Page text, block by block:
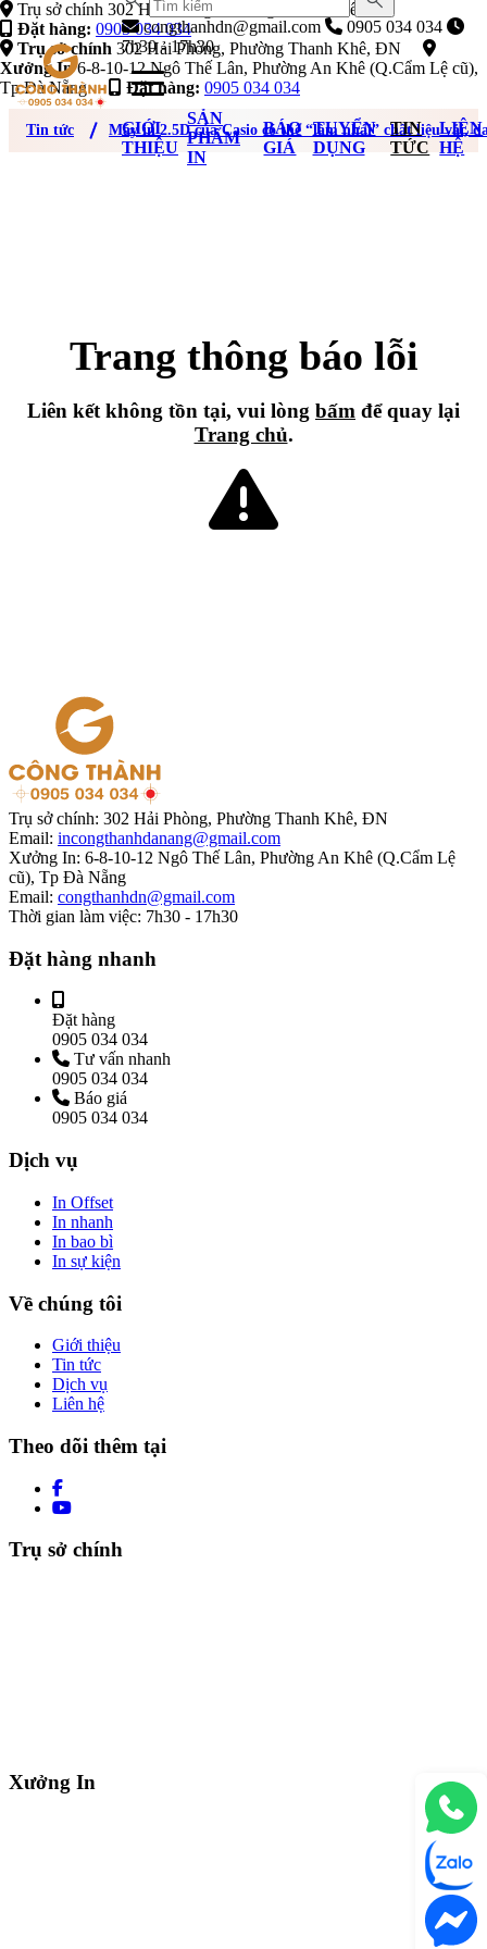
Trụ sở chính 302 Hải Phòng, Phường Thanh Khê, ĐN
Đặt hàng: 0905 034 034
Trụ sở chính 302 Hải Phòng, Phường Thanh Khê, ĐN
Xưởng In6-8-10-12 Ngô Thế Lân, Phường An Khê (Q.Cẩm Lệ cũ),
Tp Đà Nẵng
Đặt hàng: 0905 034 034
congthanhdn@gmail.com
0905 034 034
7h30 - 17h30
GIỚI
THIỆU
SẢN
PHẨM
IN
BÁO
GIÁ
TUYỂN
DỤNG
TIN
TỨC
LIÊN
HỆ
Tin tức Máy in 2.5D của Casio có thể “làm nhái” chất liệu vải,
Trang thông báo lỗi
Liên kết không tồn tại, vui lòng bấm để quay lại
Trang chủ.
Trụ sở chính: 302 Hải Phòng, Phường Thanh Khê, ĐN
Email: incongthanhdanang@gmail.com
Xưởng In: 6-8-10-12 Ngô Thế Lân, Phường An Khê (Q.Cẩm Lệ
cũ), Tp Đà Nẵng
Email: congthanhdn@gmail.com
Thời gian làm việc: 7h30 - 17h30
Đặt hàng nhanh
Đặt hàng
0905 034 034
Tư vấn nhanh
0905 034 034
Báo giá
0905 034 034
Dịch vụ
In Offset
In nhanh
In bao bì
In sự kiện
Về chúng tôi
Giới thiệu
Tin tức
Dịch vụ
Liên hệ
Theo dõi thêm tại
Trụ sở chính
Xưởng In